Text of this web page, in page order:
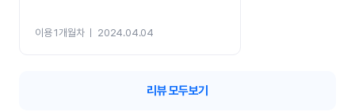
이용 1개월차ㅣ 2024.04.04
리뷰 모두보기